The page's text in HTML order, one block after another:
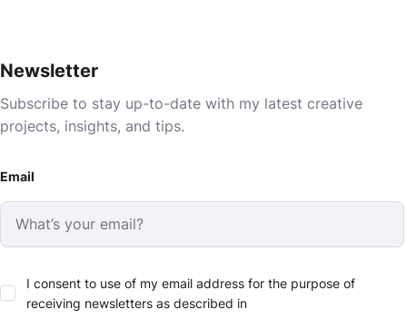
Newsletter
Subscribe to stay up-to-date with my latest creative
projects, insights, and tips.
Email
I consent to use of my email address for the purpose of
receiving newsletters as described in